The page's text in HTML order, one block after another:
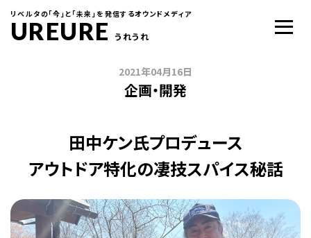
リベルタの「今」と「未来」を発信するオウンドメディア
UREURE うれうれ
2021年04月16日
企画・開発
田中ケン氏プロデュース
アウトドア特化の凄技スパイス秘話